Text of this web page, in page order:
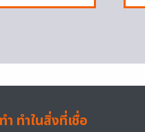
ทำในสิ่งที่เชื่อ